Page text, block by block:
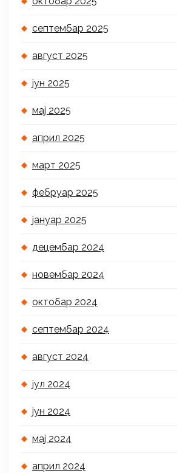
септембар 2025
август 2025
јун 2025
мај 2025
април 2025
март 2025
фебруар 2025
јануар 2025
децембар 2024
новембар 2024
октобар 2024
септембар 2024
август 2024
јул 2024
јун 2024
мај 2024
април 2024